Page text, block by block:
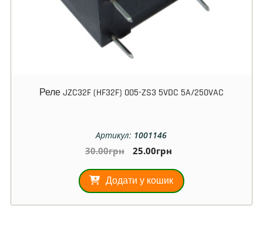
Реле JZC32F (HF32F) 005-ZS3 5VDC 5A/250VAC
Артикул: 1001146
30.00грн 25.00грн
Додати у кошик